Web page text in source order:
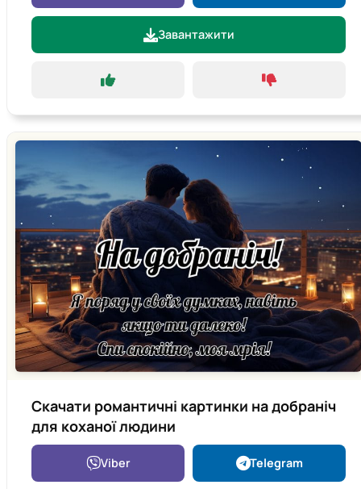
Завантажити
Скачати романтичні картинки на добраніч
для коханої людини
Viber Telegram